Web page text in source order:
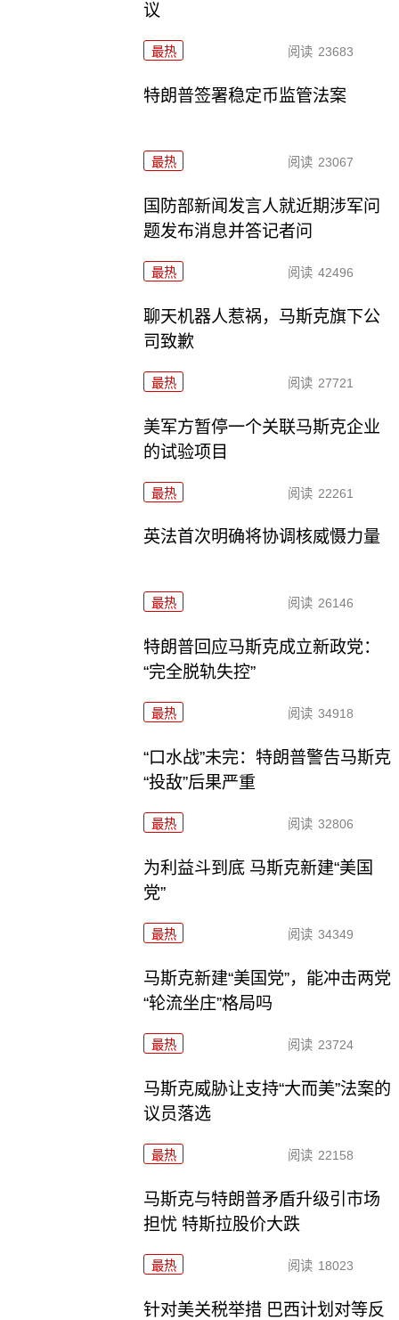
议
最热 阅读 23683
特朗普签署稳定币监管法案
最热 阅读 23067
国防部新闻发言人就近期涉军问
题发布消息并答记者问
最热 阅读 42496
聊天机器人惹祸，马斯克旗下公
司致歉
最热 阅读 27721
美军方暂停一个关联马斯克企业
的试验项目
最热 阅读 22261
英法首次明确将协调核威慑力量
最热 阅读 26146
特朗普回应马斯克成立新政党：
“完全脱轨失控”
最热 阅读 34918
“口水战”未完：特朗普警告马斯克
“投敌”后果严重
最热 阅读 32806
为利益斗到底 马斯克新建“美国
党”
最热 阅读 34349
马斯克新建“美国党”，能冲击两党
“轮流坐庄”格局吗
最热 阅读 23724
马斯克威胁让支持“大而美”法案的
议员落选
最热 阅读 22158
马斯克与特朗普矛盾升级引市场
担忧 特斯拉股价大跌
最热 阅读 18023
针对美关税举措 巴西计划对等反